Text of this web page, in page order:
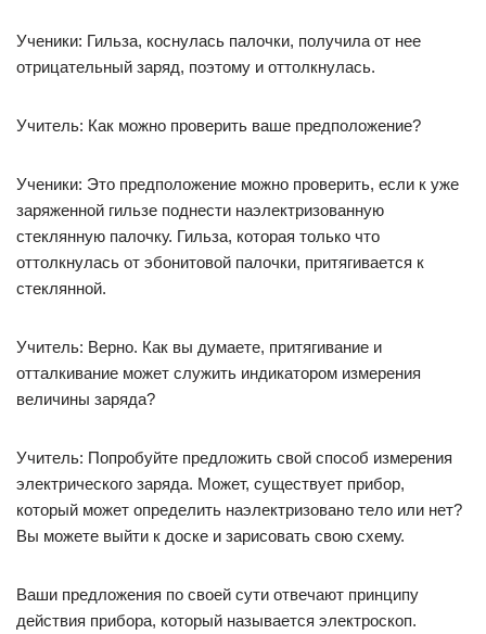
Ученики: Гильза, коснулась палочки, получила от нее
отрицательный заряд, поэтому и оттолкнулась.
Учитель: Как можно проверить ваше предположение?
Ученики: Это предположение можно проверить, если к уже
заряженной гильзе поднести наэлектризованную
стеклянную палочку. Гильза, которая только что
оттолкнулась от эбонитовой палочки, притягивается к
стеклянной.
Учитель: Верно. Как вы думаете, притягивание и
отталкивание может служить индикатором измерения
величины заряда?
Учитель: Попробуйте предложить свой способ измерения
электрического заряда. Может, существует прибор,
который может определить наэлектризовано тело или нет?
Вы можете выйти к доске и зарисовать свою схему.
Ваши предложения по своей сути отвечают принципу
действия прибора, который называется электроскоп.